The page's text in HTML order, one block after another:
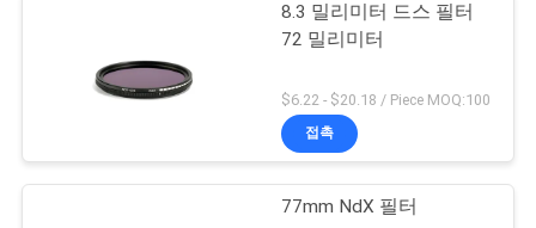
8.3 밀리미터 드스 필터
72 밀리미터
$6.22 - $20.18 / Piece MOQ:100
접촉
77mm NdX 필터